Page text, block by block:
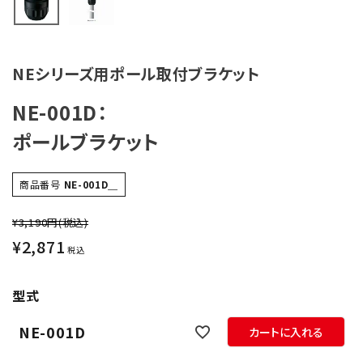
光音一体型
センサ機器
散光式警光灯
オプション
補修パーツ
製品選定の仕方
ガイドライン
NEシリーズ用ポール取付ブラケット
NE-001D：
ポールブラケット
商品番号 NE-001D＿
¥3,190円(税込)
¥2,871 税込
型式
NE-001D カートに入れる